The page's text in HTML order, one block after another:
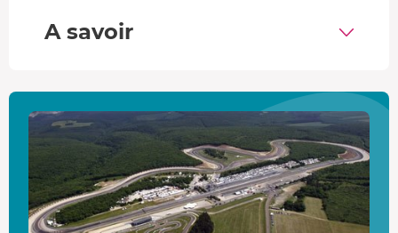
de pointe de 325 km/h
Le circuit de Dijon-Prenois
Attendez-vous à des sensations intenses sur ses3,8 km
de piste, où delongues lignes droitespermettent au
moteur de déployer toute sa puissance, vous propulsant
à chaque accélération. Lecircuit le plus rapide de France
A savoir